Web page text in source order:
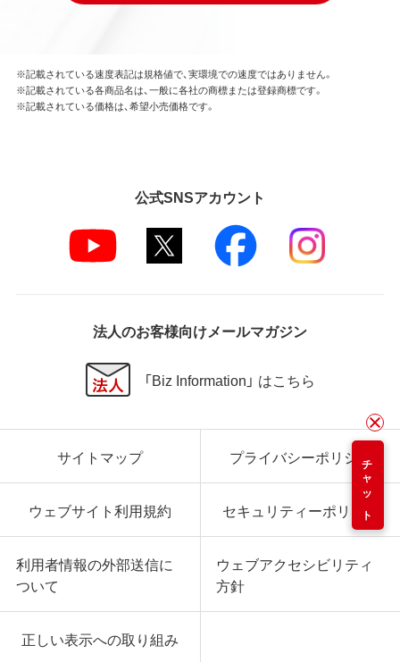
チャット
※記載されている速度表記は規格値で、実環境での速度ではありません。
※記載されている各商品名は、一般に各社の商標または登録商標です。
※記載されている価格は、希望小売価格です。
公式SNSアカウント
法人のお客様向けメールマガジン
「Biz Information」 はこちら
サイトマップ プライバシーポリシー
ウェブサイト利用規約 セキュリティーポリシー
利用者情報の外部送信に
ついて
ウェブアクセシビリティ
方針
正しい表示への取り組み